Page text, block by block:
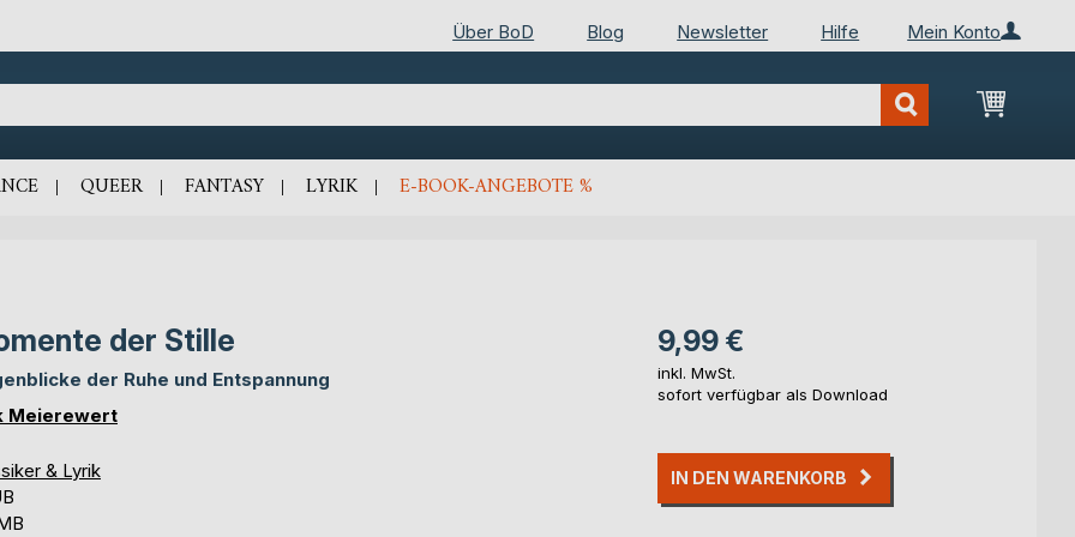
Mein Konto
Über BoD Blog Newsletter Hilfe
Mein
QUEER FANTASY LYRIK E-BOOK-ANGEBOTE %
der Stille
der Ruhe und Entspannung
Meierewert
& Lyrik
9,99 €
inkl. MwSt.
sofort verfügbar als Download
IN DEN WARENKORB